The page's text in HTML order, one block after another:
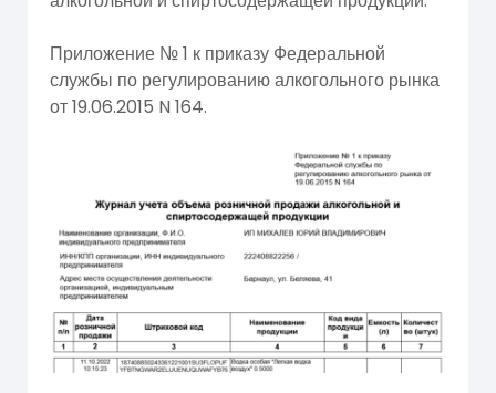
Приложение № 1 к приказу Федеральной
службы по регулированию алкогольного рынка
от 19.06.2015 N 164.